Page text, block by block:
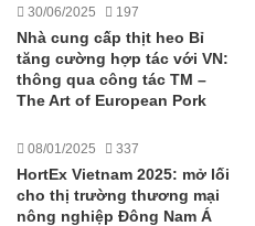
30/06/2025 197
Nhà cung cấp thịt heo Bỉ
tăng cường hợp tác với VN:
thông qua công tác TM –
The Art of European Pork
08/01/2025 337
HortEx Vietnam 2025: mở lối
cho thị trường thương mại
nông nghiệp Đông Nam Á